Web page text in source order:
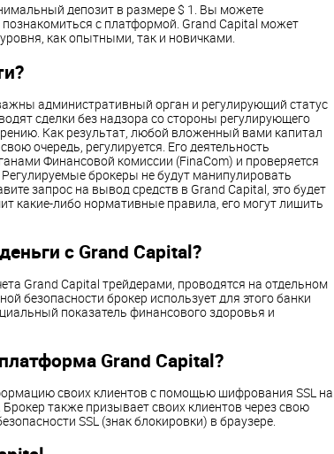
депозит в размере $ 1. Вы можете
с платформой. Grand Capital может
как опытными, так и новичками.
административный орган и регулирующий статус
сделки без надзора со стороны регулирующего
Как результат, любой вложенный вами капитал
очередь, регулируется. Его деятельность
Финансовой комиссии (FinaCom) и проверяется
брокеры не будут манипулировать
запрос на вывод средств в Grand Capital, это будет
какие-либо нормативные правила, его могут лишить
с Grand Capital?
Grand Capital трейдерами, проводятся на отдельном
безопасности брокер использует для этого банки
показатель финансового здоровья и
Grand Capital?
своих клиентов с помощью шифрования SSL на
также призывает своих клиентов через свою
SSL (знак блокировки) в браузере.